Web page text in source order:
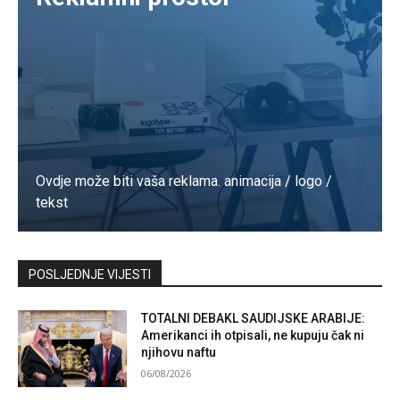
Ovdje može biti vaša reklama. animacija / logo /
tekst
Kontaktirajte nas
POSLJEDNJE VIJESTI
TOTALNI DEBAKL SAUDIJSKE ARABIJE:
Amerikanci ih otpisali, ne kupuju čak ni
njihovu naftu
06/08/2026